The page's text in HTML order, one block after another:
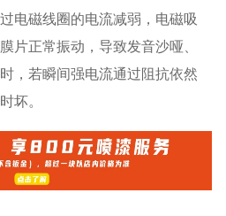
电磁线圈的电流减弱，电磁吸
片正常振动，导致发音沙哑、
，若瞬间强电流通过阻抗依然
坏。